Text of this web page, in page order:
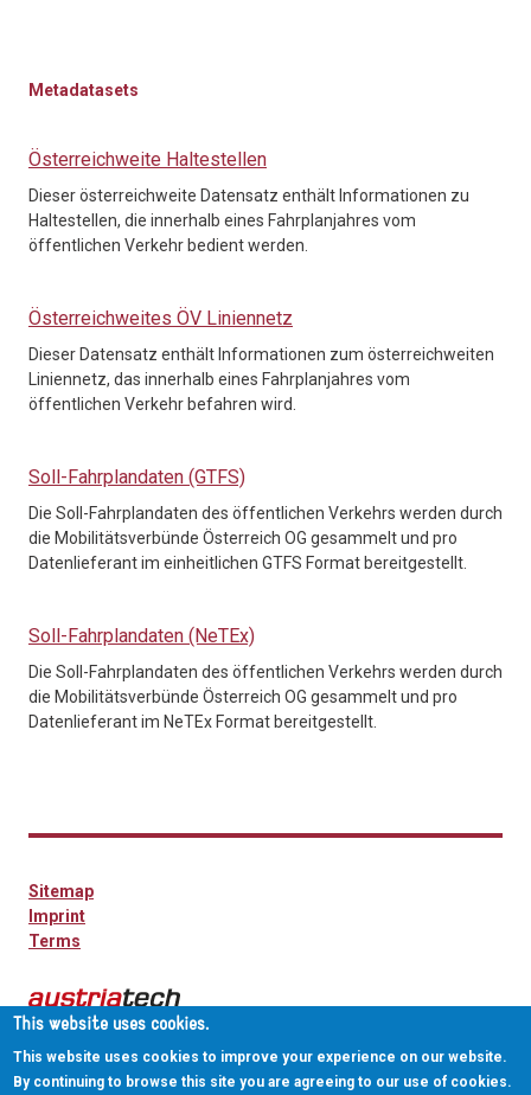
Metadatasets
Österreichweite Haltestellen
Dieser österreichweite Datensatz enthält Informationen zu
Haltestellen, die innerhalb eines Fahrplanjahres vom
öffentlichen Verkehr bedient werden.
Österreichweites ÖV Liniennetz
Dieser Datensatz enthält Informationen zum österreichweiten
Liniennetz, das innerhalb eines Fahrplanjahres vom
öffentlichen Verkehr befahren wird.
Soll-Fahrplandaten (GTFS)
Die Soll-Fahrplandaten des öffentlichen Verkehrs werden durch
die Mobilitätsverbünde Österreich OG gesammelt und pro
Datenlieferant im einheitlichen GTFS Format bereitgestellt.
Soll-Fahrplandaten (NeTEx)
Die Soll-Fahrplandaten des öffentlichen Verkehrs werden durch
die Mobilitätsverbünde Österreich OG gesammelt und pro
Datenlieferant im NeTEx Format bereitgestellt.
Sitemap
Imprint
Terms
This website uses cookies.
This website uses cookies to improve your experience on our website.
By continuing to browse this site you are agreeing to our use of cookies.